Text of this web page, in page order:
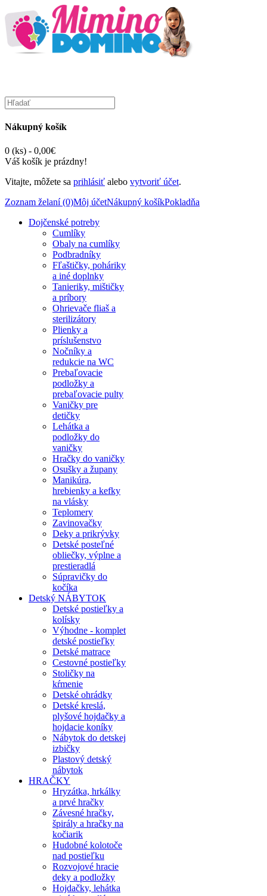
Nákupný košík
0 (ks) - 0,00€
Váš košík je prázdny!
Vitajte, môžete sa prihlásiť alebo vytvoriť účet.
Zoznam želaní (0)Môj účetNákupný košíkPokladňa
Dojčenské potreby
Cumlíky
Obaly na cumlíky
Podbradníky
Fľaštičky, poháriky
a iné doplnky
Tanieriky, mištičky
a príbory
Ohrievače fliaš a
sterilizátory
Plienky a
príslušenstvo
Nočníky a
redukcie na WC
Prebaľovacie
podložky a
prebaľovacie pulty
Vaničky pre
detičky
Lehátka a
podložky do
vaničky
Hračky do vaničky
Osušky a župany
Manikúra,
hrebienky a kefky
na vlásky
Teplomery
Zavinovačky
Deky a prikrývky
Detské posteľné
obliečky, výplne a
prestieradlá
Súpravičky do
kočíka
Detský NÁBYTOK
Detské postieľky a
kolísky
Výhodne - komplet
detské postieľky
Detské matrace
Cestovné postieľky
Stoličky na
kŕmenie
Detské ohrádky
Detské kreslá,
plyšové hojdačky a
hojdacie koníky
Nábytok do detskej
izbičky
Plastový detský
nábytok
HRAČKY
Hryzátka, hrkálky
a prvé hračky
Závesné hračky,
špirály a hračky na
kočiarik
Hudobné kolotoče
nad postieľku
Rozvojové hracie
deky a podložky
Hojdačky, lehátka